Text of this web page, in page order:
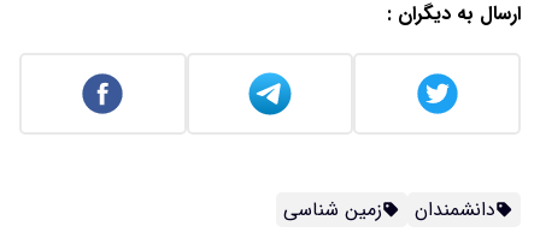
ارسال به دیگران :
دانشمندان زمین شناسی